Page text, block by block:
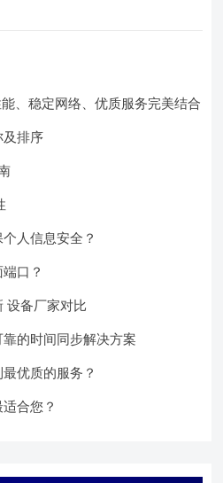
、稳定网络、优质服务完美结合
及排序
人信息安全？
口？
设备厂家对比
的时间同步解决方案
优质的服务？
合您？